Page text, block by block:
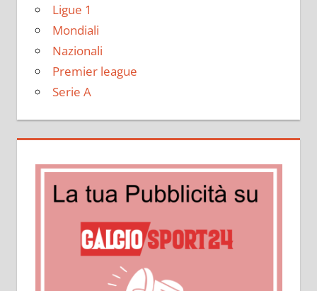
Ligue 1
Mondiali
Nazionali
Premier league
Serie A